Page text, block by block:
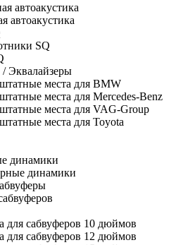
автоакустика
автоакустика
SQ
Эквалайзеры
места для BMW
места для Mercedes-Benz
места для VAG-Group
места для Toyota
динамики
динамики
для сабвуферов 10 дюймов
для сабвуферов 12 дюймов